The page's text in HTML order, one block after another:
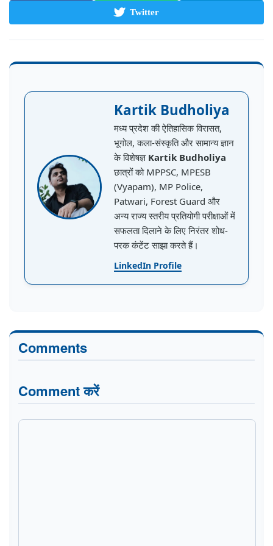
Twitter
Kartik Budholiya
मध्य प्रदेश की ऐतिहासिक विरासत,
भूगोल, कला-संस्कृति और सामान्य ज्ञान
के विशेषज्ञ Kartik Budholiya
छात्रों को MPPSC, MPESB
(Vyapam), MP Police,
Patwari, Forest Guard और
अन्य राज्य स्तरीय प्रतियोगी परीक्षाओं में
सफलता दिलाने के लिए निरंतर शोध-
परक कंटेंट साझा करते हैं।
LinkedIn Profile
Comments
Comment करें